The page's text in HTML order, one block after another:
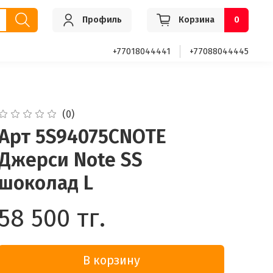
Профиль Корзина 0
+77018044441 +77088044445
(0)
5S94075CNOTE
Note SS
L
500 тг.
В корзину